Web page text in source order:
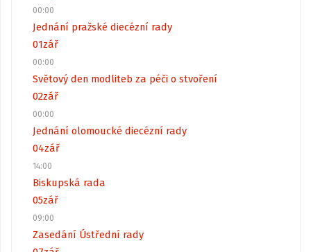
00:00
Jednání pražské diecézní rady
01zář
00:00
Světový den modliteb za péči o stvoření
02zář
00:00
Jednání olomoucké diecézní rady
04zář
14:00
Biskupská rada
05zář
09:00
Zasedání Ústřední rady